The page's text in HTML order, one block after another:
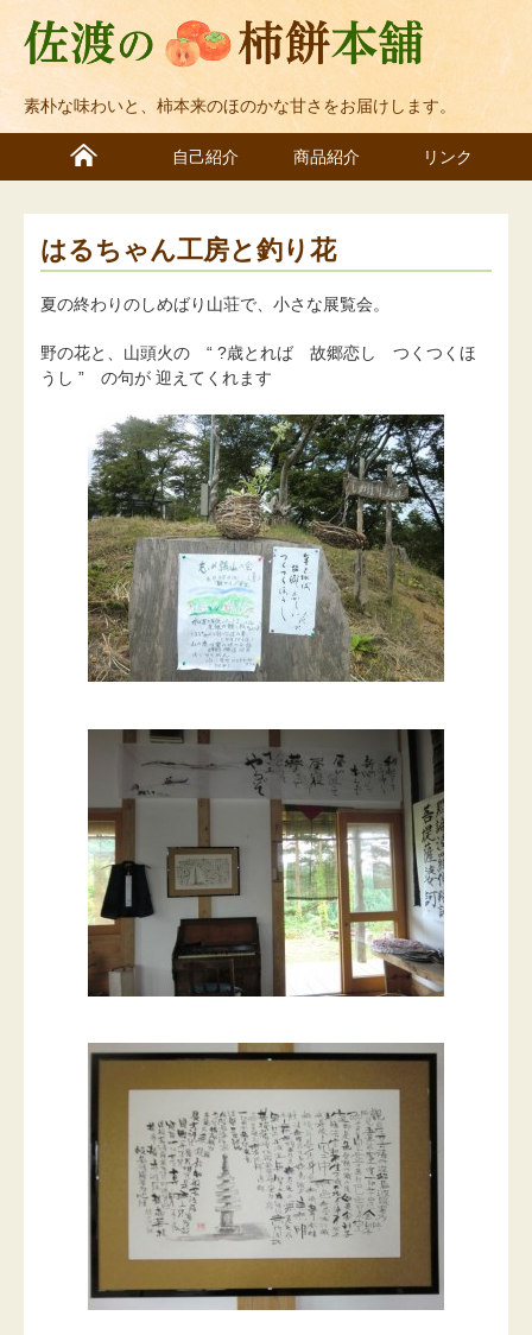
素朴な味わいと、柿本来のほのかな甘さをお届けします。
自己紹介 商品紹介 リンク
はるちゃん工房と釣り花
夏の終わりのしめばり山荘で、小さな展覧会。
野の花と、山頭火の “ ?歳とれば 故郷恋し つくつくほ
うし ” の句が 迎えてくれます